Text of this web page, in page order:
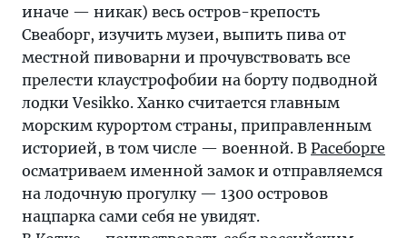
иначе — никак) весь остров-крепость
Свеаборг, изучить музеи, выпить пива от
местной пивоварни и прочувствовать все
прелести клаустрофобии на борту подводной
лодки Vesikko. Ханко считается главным
морским курортом страны, приправленным
историей, в том числе — военной. В Расеборге
осматриваем именной замок и отправляемся
на лодочную прогулку — 1300 островов
нацпарка сами себя не увидят.